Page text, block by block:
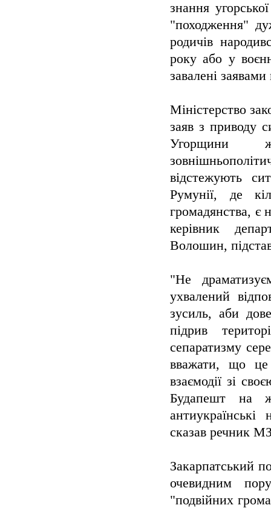
знання
"походження"
родичів
року або у
завалені
Міністерство
заяв з приводу
Угорщини
відстежують
Румунії, де
громадянства, є
керівник
Волошин,
"Не
ухвалений
зусиль, аби
підрив
сепаратизму
вважати, що це
взаємодії зі
Будапешт на
сказав речник
Закарпатський
очевидним
"подвійних